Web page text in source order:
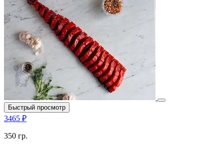
Быстрый просмотр
3465 ₽
350 гр.